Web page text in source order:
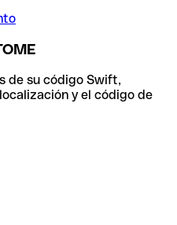
de su código Swift,
y el código de